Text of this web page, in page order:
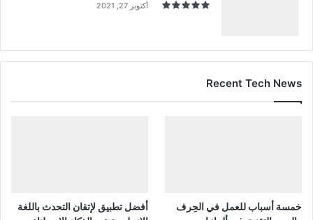
أكتوبر 27, 2021
Recent Tech News
خمسة أسباب للعمل في الحِرف
أفضل تطبيق لإتقان التحدث باللغة